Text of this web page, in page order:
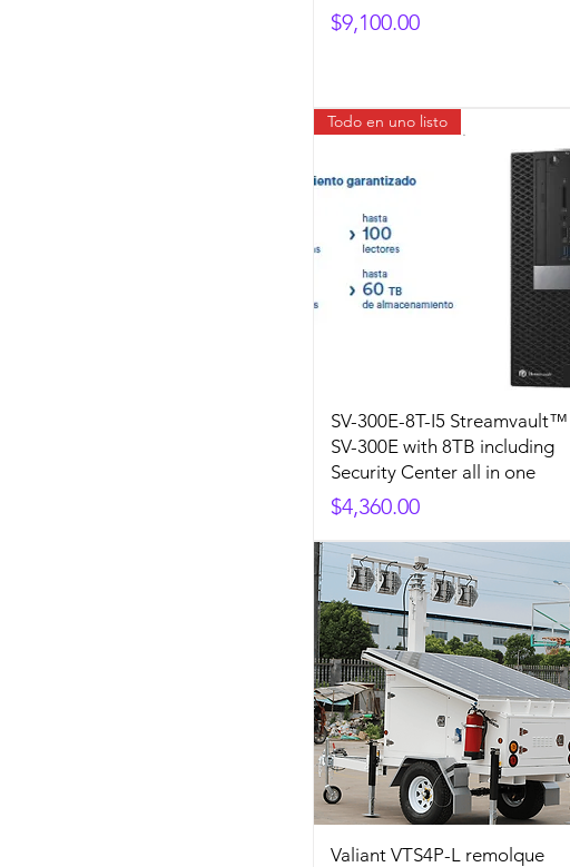
Precio
$9,100.00
Todo en uno listo
SV-300E-8T-I5 Streamvault™
SV-300E with 8TB including
Security Center all in one
Precio
$4,360.00
Valiant VTS4P-L remolque